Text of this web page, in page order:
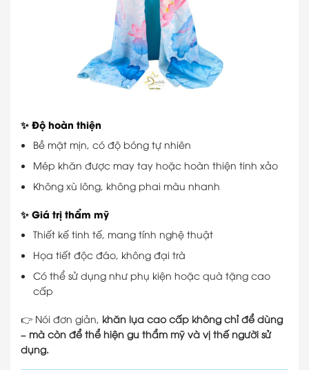
✨ Độ hoàn thiện
Bề mặt mịn, có độ bóng tự nhiên
Mép khăn được may tay hoặc hoàn thiện tinh xảo
Không xù lông, không phai màu nhanh
✨ Giá trị thẩm mỹ
Thiết kế tinh tế, mang tính nghệ thuật
Họa tiết độc đáo, không đại trà
Có thể sử dụng như phụ kiện hoặc quà tặng cao
cấp
👉 Nói đơn giản, khăn lụa cao cấp không chỉ để dùng
– mà còn để thể hiện gu thẩm mỹ và vị thế người sử
dụng.